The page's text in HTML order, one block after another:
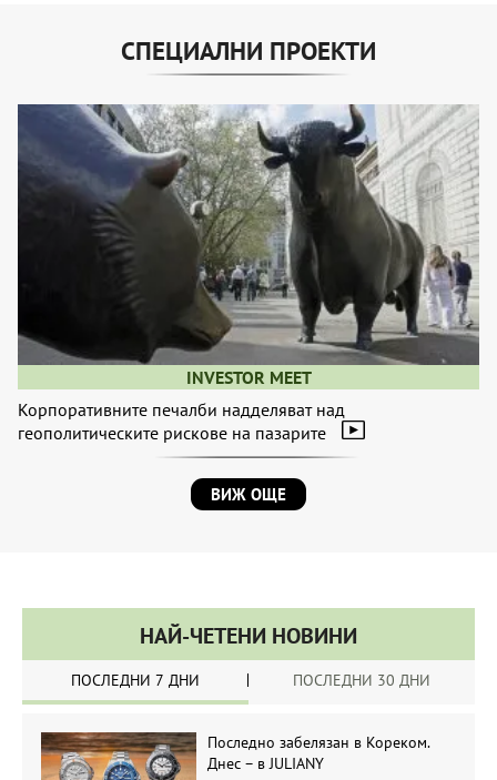
СПЕЦИАЛНИ ПРОЕКТИ
INVESTOR MEET
Корпоративните печалби надделяват над
геополитическите рискове на пазарите
ВИЖ ОЩЕ
НАЙ-ЧЕТЕНИ НОВИНИ
ПОСЛЕДНИ 7 ДНИ ПОСЛЕДНИ 30 ДНИ
Последно забелязан в Кореком.
Днес – в JULIANY